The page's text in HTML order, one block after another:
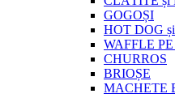
GOGOȘI
HOT DOG
WAFFLE
CHURROS
BRIOȘE
MACHETE